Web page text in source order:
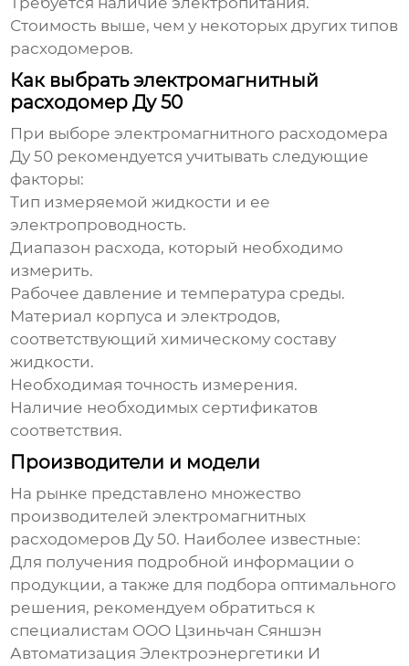
Стоимость выше, чем у некоторых других типов
расходомеров.
Как выбрать электромагнитный
расходомер Ду 50
При выбореэлектромагнитного расходомера
Ду 50 рекомендуется учитывать следующие
факторы:
Тип измеряемой жидкости и ее
электропроводность.
Диапазон расхода, который необходимо
измерить.
Рабочее давление и температура среды.
Материал корпуса и электродов,
соответствующий химическому составу
жидкости.
Необходимая точность измерения.
Наличие необходимых сертификатов
соответствия.
Производители и модели
На рынке представлено множество
производителейэлектромагнитных
расходомеров Ду 50. Наиболее известные:
Для получения подробной информации о
продукции, а также для подбора оптимального
решения, рекомендуем обратиться к
специалистам ООО Цзиньчан Сяншэн
Автоматизация Электроэнергетики И